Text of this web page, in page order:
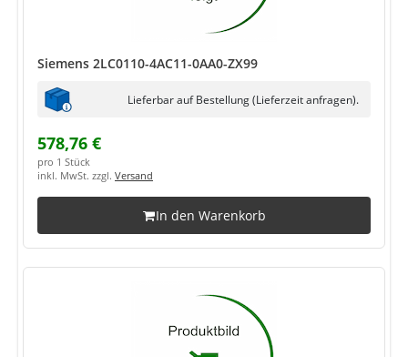
Siemens 2LC0110-4AC11-0AA0-ZX99
Lieferbar auf Bestellung (Lieferzeit anfragen).
578,76 €
pro 1 Stück
inkl. MwSt. zzgl. Versand
In den Warenkorb